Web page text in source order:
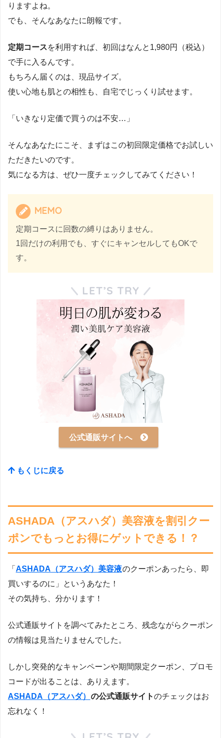
りますよね。
でも、そんなあなたに朗報です。
定期コースを利用すれば、初回はなんと1,980円（税込）
で手に入るんです。
もちろん届くのは、現品サイズ。
使い心地も肌との相性も、自宅でじっくり試せます。
「いきなり定価で買うのは不安…」
そんなあなたにこそ、まずはこの初回限定価格でお試しい
ただきたいのです。
気になる方は、ぜひ一度チェックしてみてください！
MEMO
定期コースに回数の縛りはありません。
1回だけの利用でも、すぐにキャンセルしてもOKで
す。
LET’S TRY
公式通販サイトへ
もくじに戻る
ASHADA（アスハダ）美容液を割引クー
ポンでもっとお得にゲットできる！？
「 ASHADA（アスハダ）美容液のクーポンあったら、即
買いするのに」というあなた！
その気持ち、分かります！
公式通販サイトを調べてみたところ、残念ながらクーポン
の情報は見当たりませんでした。
しかし突発的なキャンペーンや期間限定クーポン、プロモ
コードが出ることは、ありえます。
ASHADA（アスハダ） の公式通販サイトのチェックはお
忘れなく！